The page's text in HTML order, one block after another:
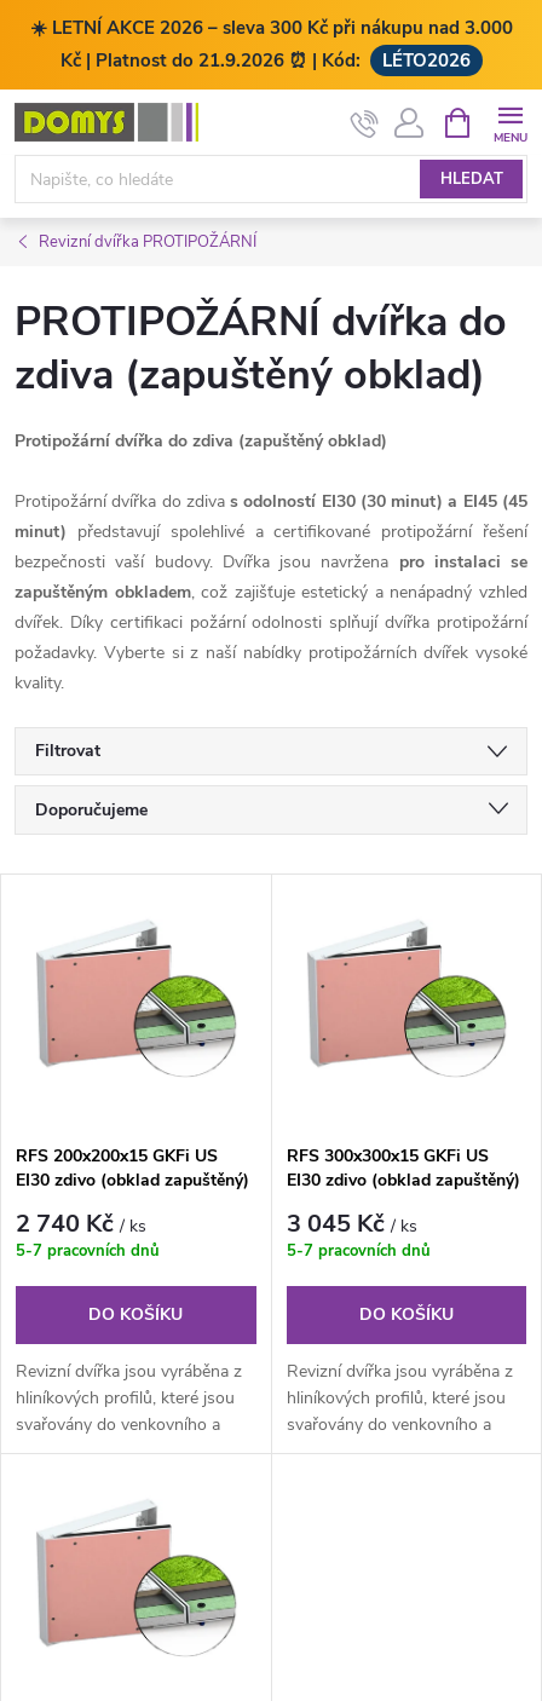
☀️ LETNÍ AKCE 2026 – sleva 300 Kč při nákupu nad 3.000
Kč | Platnost do 21.9.2026 ⏰ | Kód:
LÉTO2026
Přejít
obsah
HLEDAT
NÁKUPNÍ
KOŠÍK
Revizní dvířka PROTIPOŽÁRNÍ
PROTIPOŽÁRNÍ dvířka do
zdiva (zapuštěný obklad)
Protipožární dvířka do zdiva (zapuštěný obklad)
Protipožární dvířka do zdivas odolností EI30 (30 minut) a EI45 (45
minut) představují spolehlivé a certifikované protipožární řešení
bezpečnosti vaší budovy. Dvířka jsou navržena pro instalaci se
zapuštěným obkladem, což zajišťuje estetický a nenápadný vzhled
dvířek. Díky certifikaci požární odolnosti splňují dvířka protipožární
požadavky. Vyberte si z naší nabídky protipožárních dvířek vysoké
kvality.
Filtrovat
Ř
a
z
e
n
p
r
o
d
u
ů
Doporučujeme
Nejprodávanější
Abecedně
ý
p
s
p
r
d
u
ů
RFS 200x200x15 GKFi US
EI30 zdivo (obklad zapuštěný)
2 740 Kč/ ks
5-7 pracovních dnů
DO KOŠÍKU
Revizní dvířka jsou vyráběna z
hliníkových profilů, které jsou
svařovány do venkovního a
vnitřního rámu. Kompletní...
RFS 300x300x15 GKFi US
EI30 zdivo (obklad zapuštěný)
3 045 Kč/ ks
5-7 pracovních dnů
DO KOŠÍKU
Revizní dvířka jsou vyráběna z
hliníkových profilů, které jsou
svařovány do venkovního a
vnitřního rámu. Kompletní...